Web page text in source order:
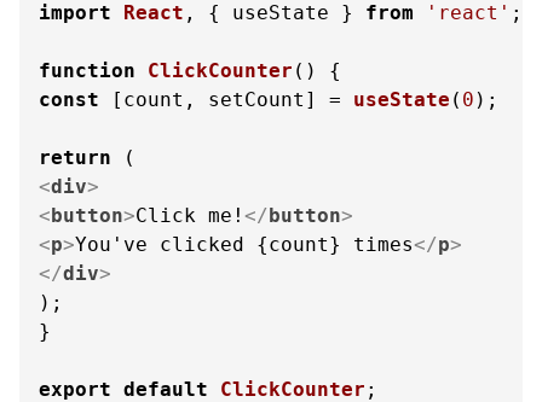
import React , { useState } from 'react' ;
function ClickCounter (
const [count, setCount] = useState ( 0 );
return
<div>
<button>Click me! </button>
<p>You've clicked {count} times</p>
</div>
);
}
export default ClickCounter ;